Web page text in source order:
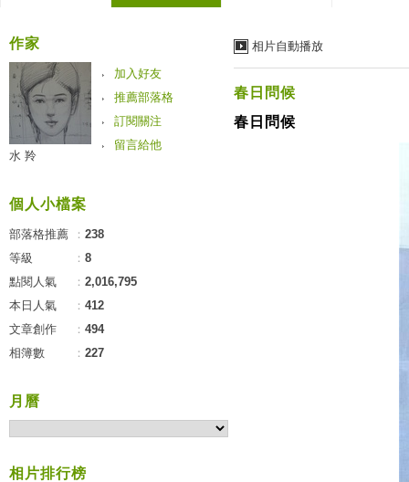
相片自動播放
春日問候
春日問候
作家
加入好友
推薦部落格
訂閱關注
留言給他
水 羚
個人小檔案
部落格推薦 ： 238
等級
： 8
點閱人氣
： 2,016,795
本日人氣
： 412
文章創作
： 494
相簿數
： 227
月曆
相片排行榜